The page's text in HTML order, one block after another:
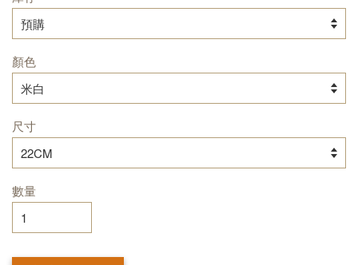
顏色
尺寸
數量